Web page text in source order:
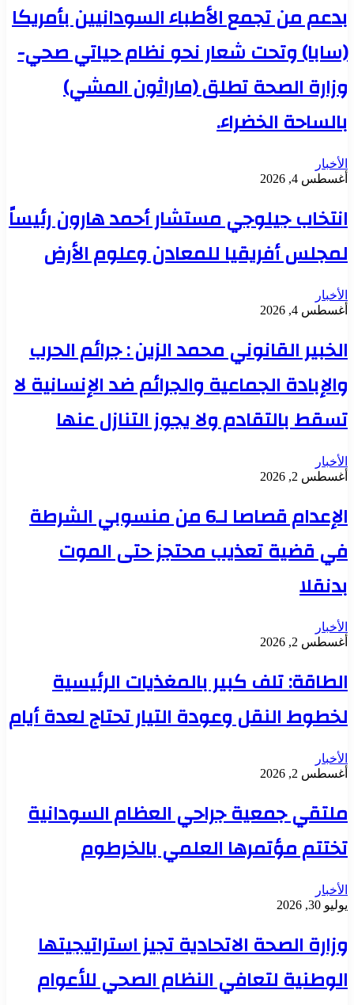
بدعم من تجمع الأطباء السودانيين بأمريكا
(سابا) وتحت شعار نحو نظام حياتي صحي-
وزارة الصحة تطلق (ماراثون المشي)
بالساحة الخضراء.
الأخبار
أغسطس 4, 2026
انتخاب جيلوجي مستشار أحمد هارون رئيساً
لمجلس أفريقيا للمعادن وعلوم الأرض
الأخبار
أغسطس 4, 2026
الخبير القانوني محمد الزين : جرائم الحرب
والإبادة الجماعية والجرائم ضد الإنسانية لا
تسقط بالتقادم ولا يجوز التنازل عنها
الأخبار
أغسطس 2, 2026
الإعدام قصاصا لـ6 من منسوبي الشرطة
في قضية تعذيب محتجز حتى الموت
بدنقلا
الأخبار
أغسطس 2, 2026
الطاقة: تلف كبير بالمغذيات الرئيسية
لخطوط النقل وعودة التيار تحتاج لعدة أيام
الأخبار
أغسطس 2, 2026
ملتقي جمعية جراحي العظام السودانية
تختتم مؤتمرها العلمي بالخرطوم
الأخبار
يوليو 30, 2026
وزارة الصحة الاتحادية تجيز استراتيجيتها
الوطنية لتعافي النظام الصحي للأعوام